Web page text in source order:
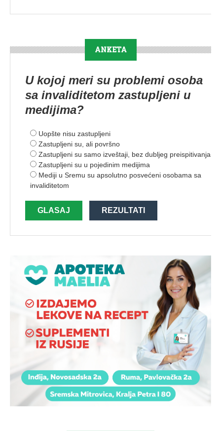
ANKETA
U kojoj meri su problemi osoba
sa invaliditetom zastupljeni u
medijima?
Uopšte nisu zastupljeni
Zastupljeni su, ali površno
Zastupljeni su samo izveštaji, bez dubljeg preispitivanja
Zastupljeni su u pojedinim medijima
Mediji u Sremu su apsolutno posvećeni osobama sa
invaliditetom
GLASAJ REZULTATI